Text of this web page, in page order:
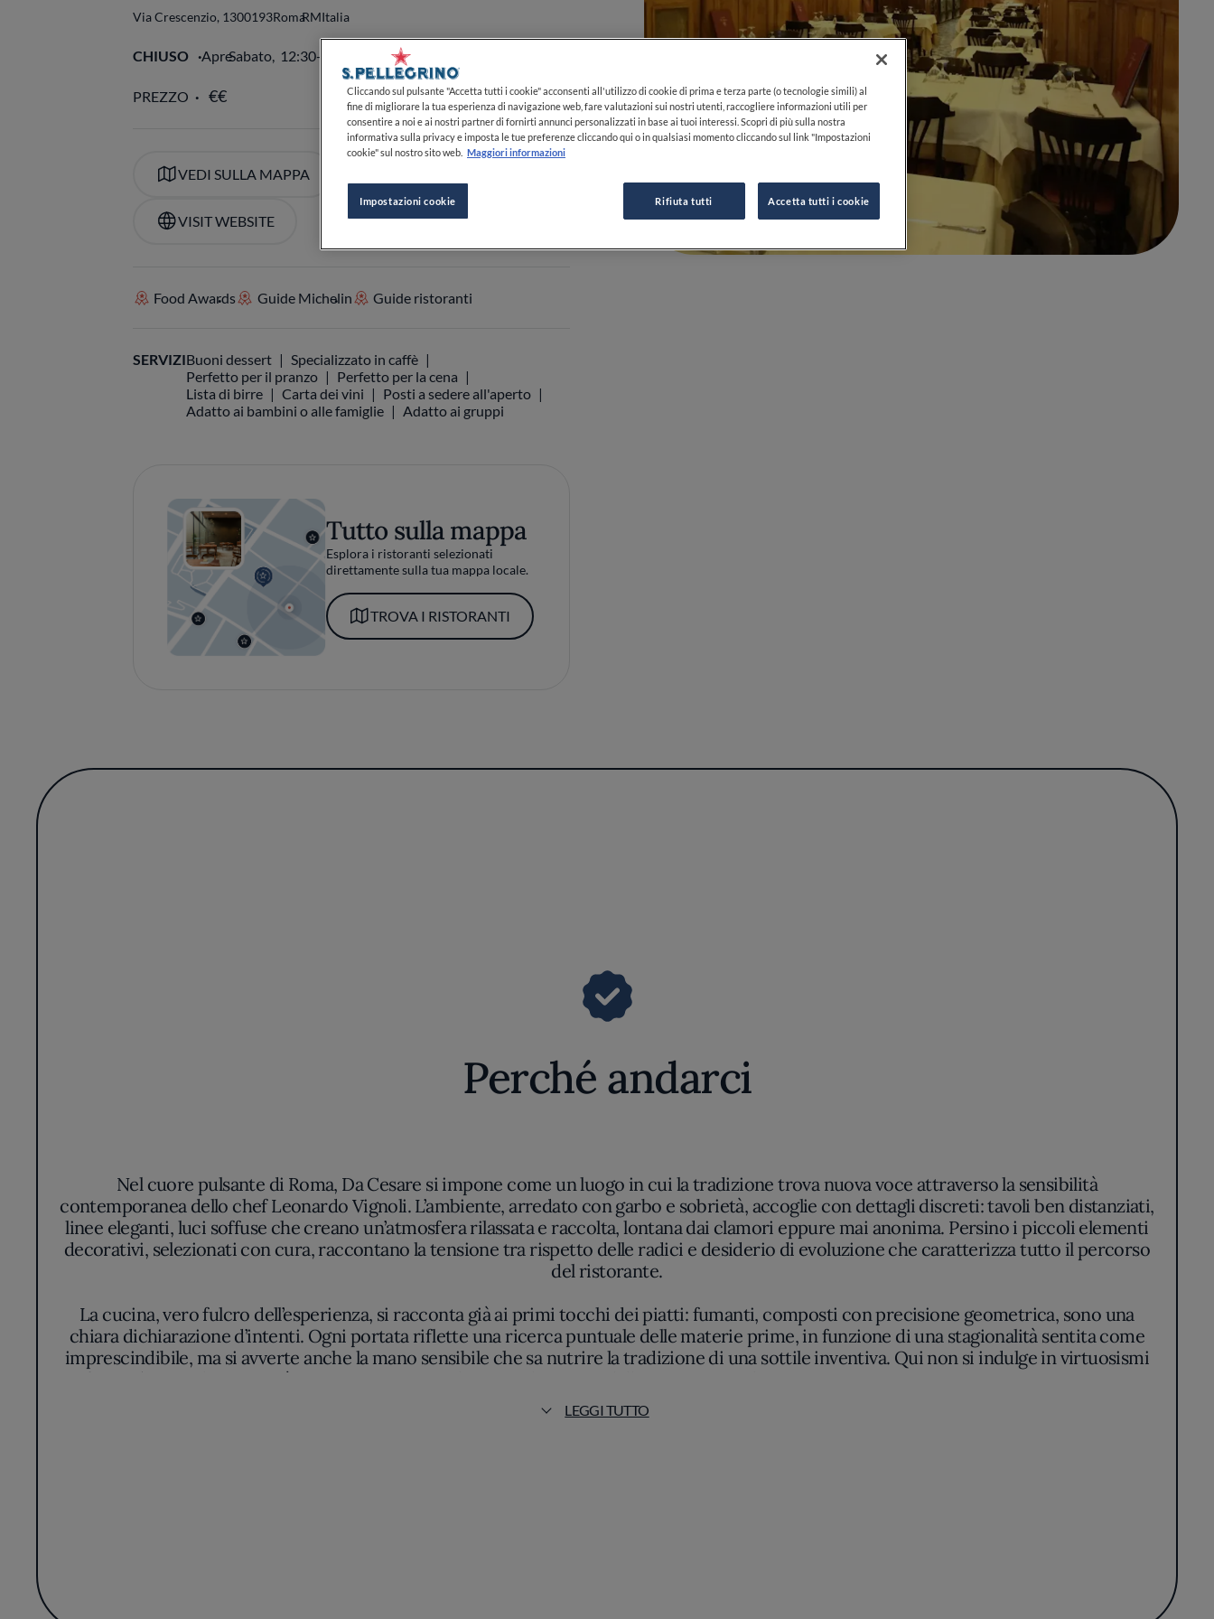
Via Crescenzio, 1300193RomaRMItalia
CHIUSO ApreSabato, 12:30-15:00, 19:30-23:59
PREZZO
VEDI SULLA MAPPA
VISIT WEBSITE
Food Awards Guide Michelin Guide ristoranti
SERVIZIBuoni dessert
Specializzato in caffè
Perfetto per il pranzo
Perfetto per la cena
Lista di birre
Carta dei vini
Posti a sedere all'aperto
Adatto ai bambini o alle famiglie
Adatto ai gruppi
Tutto sulla mappa
Esplora i ristoranti selezionati
direttamente sulla tua mappa locale.
TROVA I RISTORANTI
Perché andarci
Nel cuore pulsante di Roma, Da Cesare si impone come un luogo in cui la tradizione trova nuova voce attraverso la sensibilità
contemporanea dello chef Leonardo Vignoli. L’ambiente, arredato con garbo e sobrietà, accoglie con dettagli discreti: tavoli ben distanziati,
linee eleganti, luci soffuse che creano un’atmosfera rilassata e raccolta, lontana dai clamori eppure mai anonima. Persino i piccoli elementi
decorativi, selezionati con cura, raccontano la tensione tra rispetto delle radici e desiderio di evoluzione che caratterizza tutto il percorso
del ristorante.
La cucina, vero fulcro dell’esperienza, si racconta già ai primi tocchi dei piatti: fumanti, composti con precisione geometrica, sono una
chiara dichiarazione d’intenti. Ogni portata riflette una ricerca puntuale delle materie prime, in funzione di una stagionalità sentita come
imprescindibile, ma si avverte anche la mano sensibile che sa nutrire la tradizione di una sottile inventiva. Qui non si indulge in virtuosismi
fini a sé stessi: la creatività viene piuttosto canalizzata nel rispetto delle ricette storiche, appena accennata con variazioni curate, mai
eccessive.
LEGGI TUTTO
Cliccando sul pulsante "Accetta tutti i cookie" acconsenti all'utilizzo di cookie di prima e terza parte (o tecnologie simili) al
fine di migliorare la tua esperienza di navigazione web, fare valutazioni sui nostri utenti, raccogliere informazioni utili per
consentire a noi e ai nostri partner di fornirti annunci personalizzati in base ai tuoi interessi. Scopri di più sulla nostra
informativa sulla privacy e imposta le tue preferenze cliccando qui o in qualsiasi momento cliccando sul link "Impostazioni
cookie" sul nostro sito web. Maggiori informazioni